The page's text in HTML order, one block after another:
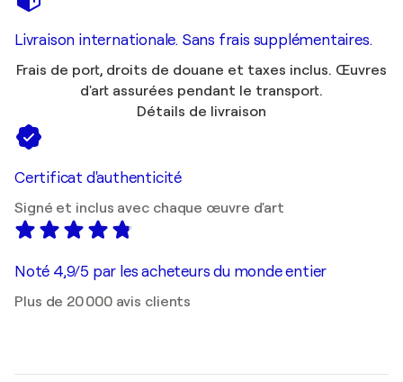
Livraison internationale. Sans frais supplémentaires.
Frais de port, droits de douane et taxes inclus. Œuvres
d'art assurées pendant le transport.
Détails de livraison
Certificat d'authenticité
Signé et inclus avec chaque œuvre d'art
Noté 4,9/5 par les acheteurs du monde entier
Plus de 20 000 avis clients